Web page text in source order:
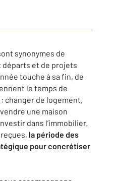
synonymes de
départs et de projets
touche à sa fin, de
le temps de
changer de logement,
une maison
dans l’immobilier.
la période des
pour concrétiser